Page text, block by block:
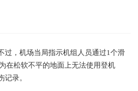
过，机场当局指示机组人员通过1个滑
在松软不平的地面上无法使用登机
记录。